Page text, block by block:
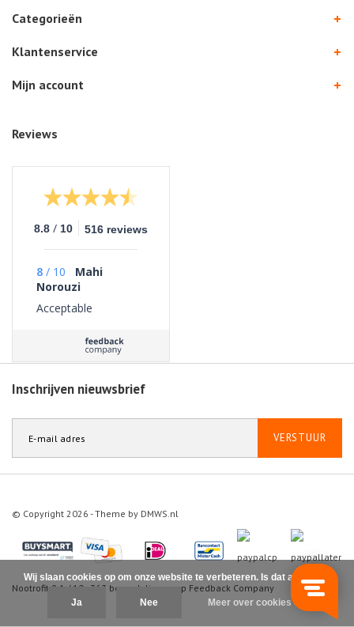
Categorieën
Klantenservice
Mijn account
Reviews
8.8 / 10 516 reviews
8 / 10
Mahi
Norouzi
Acceptable
Inschrijven nieuwsbrief
VERSTUUR
© Copyright 2026 - Theme by DMWS.nl
Nootrofit 9.1 / 10 363 beoordelingen op Feedback Company
Wij slaan cookies op om onze website te verbeteren. Is dat akkoord?
Ja Nee Meer over cookies »